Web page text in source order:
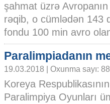
şahmat üzrə
rəqib, o cümlədən 143
fondu 100 min avro
Paralimpiadanın
19.03.2018 | Oxunma sayı:
Koreya
Paralimpiya Oyunları